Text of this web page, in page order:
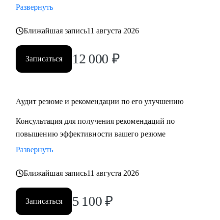
‌‌‌‌‌• избавиться от синдрома самозванца
стрессом и выгоранием
Кому могу помочь:
Руководителям среднего и высшего звена
• HR
• E-commerce
Обращаю внимание, что специализируюсь только на
Развернуть
Ближайшая запись11 августа 2026
Записаться 12 000 ₽
Аудит резюме и рекомендации по его улучшению
Консультация для получения рекомендаций по
повышению эффективности вашего резюме
Развернуть
Ближайшая запись11 августа 2026
Записаться 5 100 ₽